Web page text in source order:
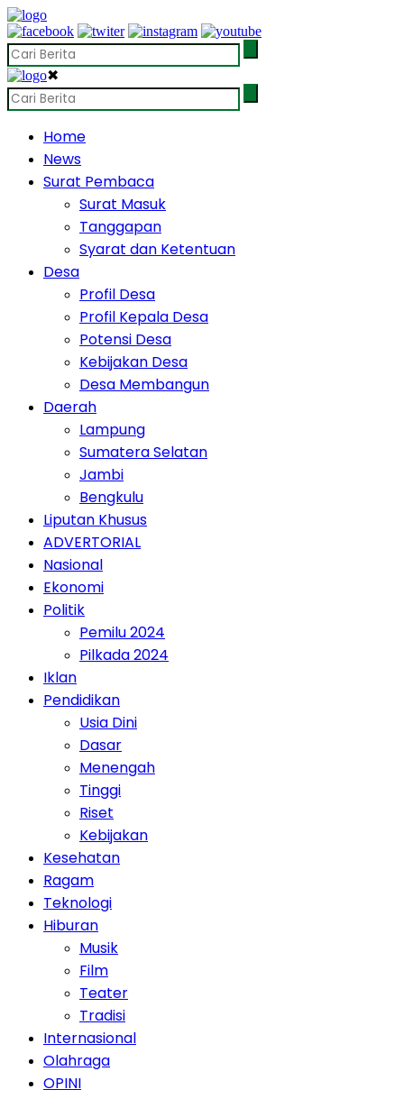
✖
Home
News
Surat Pembaca
Surat Masuk
Tanggapan
Syarat dan Ketentuan
Desa
Profil Desa
Profil Kepala Desa
Potensi Desa
Kebijakan Desa
Desa Membangun
Daerah
Lampung
Sumatera Selatan
Jambi
Bengkulu
Liputan Khusus
ADVERTORIAL
Nasional
Ekonomi
Politik
Pemilu 2024
Pilkada 2024
Iklan
Pendidikan
Usia Dini
Dasar
Menengah
Tinggi
Riset
Kebijakan
Kesehatan
Ragam
Teknologi
Hiburan
Musik
Film
Teater
Tradisi
Internasional
Olahraga
OPINI